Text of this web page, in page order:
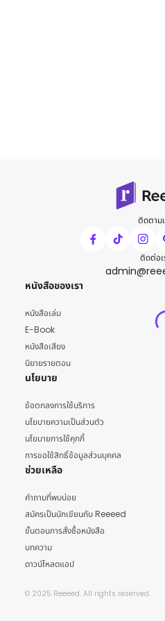
ติดตาม
ติดต่อเ
หนังสือของเรา
หนังสือเล่ม
E-Book
หนังสือเสียง
นิยายรายตอน
นโยบาย
ข้อตกลงการใช้บริการ
นโยบายความเป็นส่วนตัว
นโยบายการใช้คุกกี้
การขอใช้สิทธิ์ข้อมูลส่วนบุคคล
ช่วยเหลือ
คำถามที่พบบ่อย
สมัครเป็นนักเขียนกับ Reeeed
ขั้นตอนการสั่งซื้อหนังสือ
บทความ
ดาวน์โหลดแอป
© 2025 Reeeed. All rights reserved.